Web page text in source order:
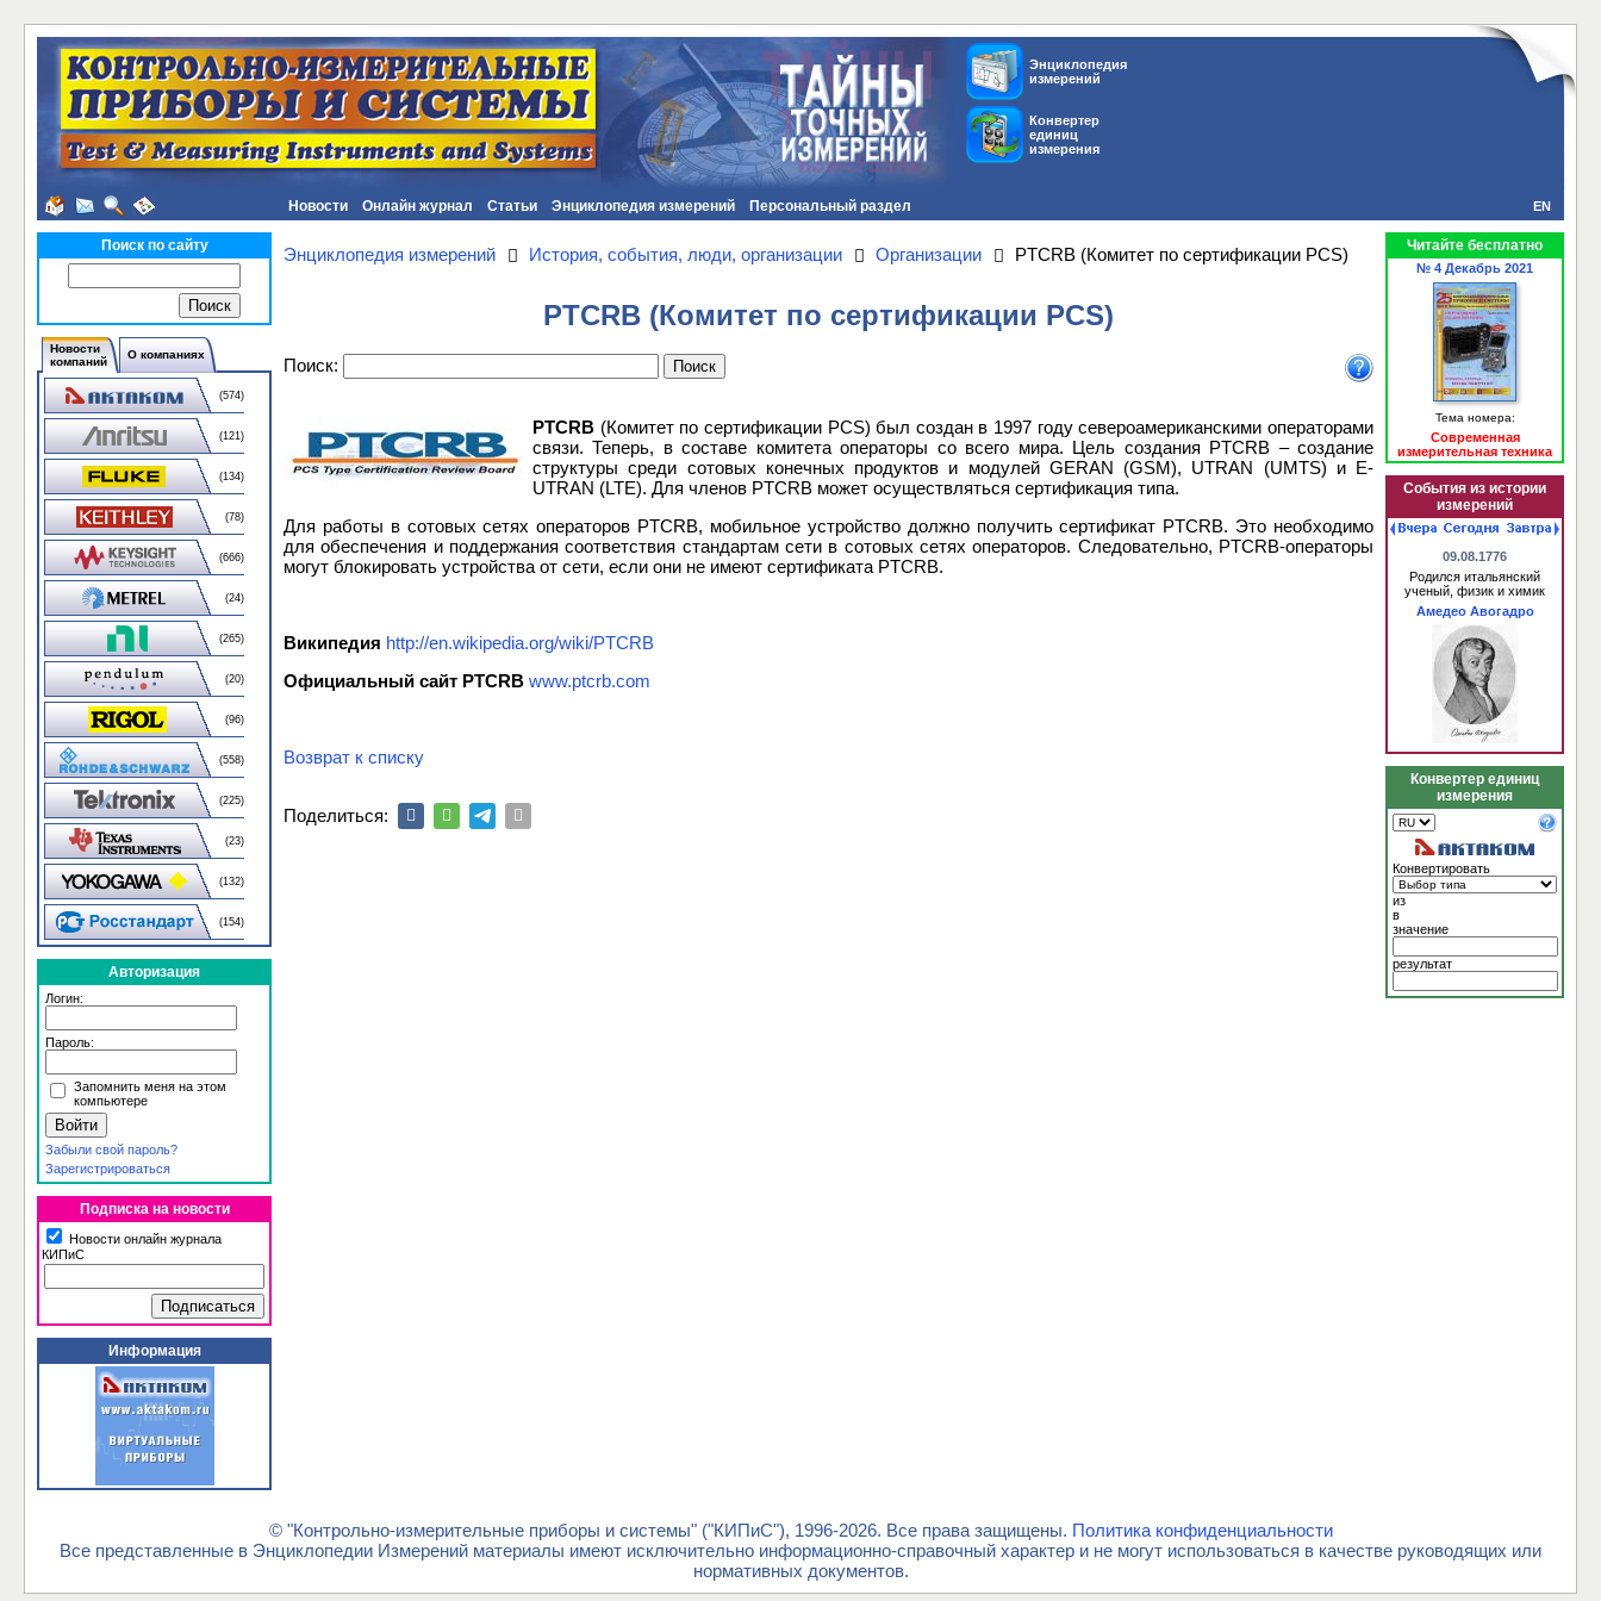
Энциклопедия
измерений
Конвертер
единиц
измерения
Новости Онлайн журнал Статьи Энциклопедия измерений Персональный раздел EN
Поиск по сайту
Новости
компаний
О компаниях
(574)
(121)
(134)
(78)
(666)
(24)
(265)
(20)
(96)
(558)
(225)
(23)
(132)
(154)
Авторизация
Логин:
Пароль:
Запомнить меня на этом
компьютере
Забыли свой пароль?
Зарегистрироваться
Подписка на новости
Новости онлайн журнала
КИПиС
Информация
Энциклопедия измерений История, события, люди, организации Организации PTCRB (Комитет по сертификации PCS)
PTCRB (Комитет по сертификации PCS)
Поиск:
PTCRB (Комитет по сертификации PCS) был создан в 1997 году североамериканскими операторами
связи. Теперь, в составе комитета операторы со всего мира. Цель создания PTCRB – создание
структуры среди сотовых конечных продуктов и модулей GERAN (GSM), UTRAN (UMTS) и Е-
UTRAN (LTE). Для членов PTCRB может осуществляться сертификация типа.
Для работы в сотовых сетях операторов PTCRB, мобильное устройство должно получить сертификат PTCRB. Это необходимо
для обеспечения и поддержания соответствия стандартам сети в сотовых сетях операторов. Следовательно, PTCRB-операторы
могут блокировать устройства от сети, если они не имеют сертификата PTCRB.
Википедия http://en.wikipedia.org/wiki/PTCRB
Официальный сайт PTCRB www.ptcrb.com
Возврат к списку
Поделиться:
Читайте бесплатно
№ 4 Декабрь 2021
Тема номера:
Современная
измерительная техника
События из истории
измерений
09.08.1776
Родился итальянский
ученый, физик и химик
Амедео Авогадро
Конвертер единиц
измерения
Конвертировать
из
в
значение
результат
© "Контрольно-измерительные приборы и системы" ("КИПиС"), 1996-2026. Все права защищены. Политика конфиденциальности
Все представленные в Энциклопедии Измерений материалы имеют исключительно информационно-справочный характер и не могут использоваться в качестве руководящих или
нормативных документов.